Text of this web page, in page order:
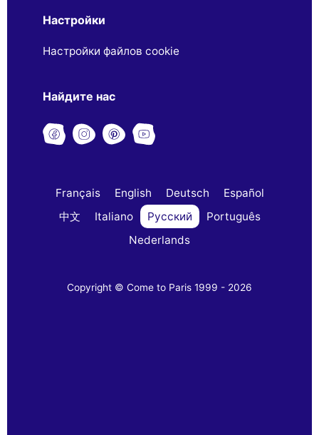
Настройки
Настройки файлов cookie
Найдите нас
Français English Deutsch
Español
中文
Italiano Русский
Português
Nederlands
Copyright © Come to Paris 1999 - 2026